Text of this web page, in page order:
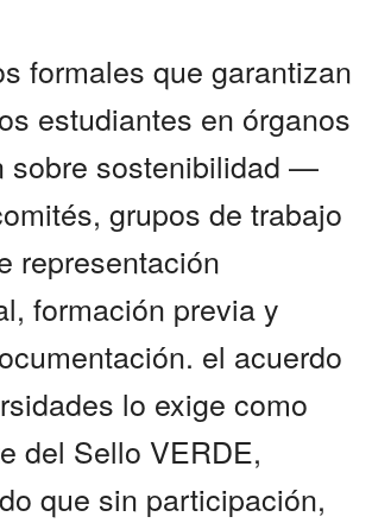
formales que garantizan
estudiantes en órganos
sobre sostenibilidad —
grupos de trabajo
representación
formación previa y
el acuerdo
lo exige como
del Sello VERDE,
que sin participación,